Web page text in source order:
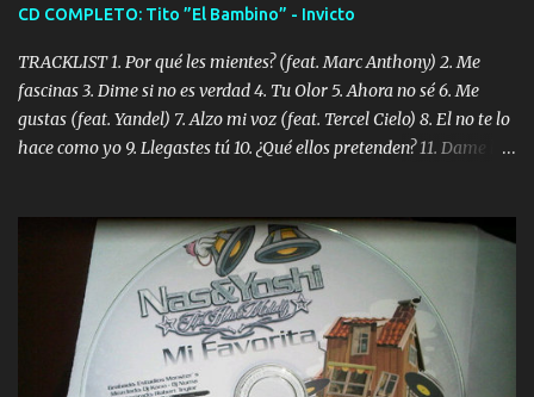
CD COMPLETO: Tito ”El Bambino” - Invicto
TRACKLIST 1. Por qué les mientes? (feat. Marc Anthony) 2. Me
fascinas 3. Dime si no es verdad 4. Tu Olor 5. Ahora no sé 6. Me
gustas (feat. Yandel) 7. Alzo mi voz (feat. Tercel Cielo) 8. El no te lo
hace como yo 9. Llegastes tú 10. ¿Qué ellos pretenden? 11. Dame la
Digital Booklet – Invicto ----------------------------- Nota:
Album proposto al massimo della qualità in formato iTunes Plus
AAC M4A; comprato su iTunes e a disposizione vostra per il
download. REGGAETON ITALIA Nosotros Somos Los Del
Momento!